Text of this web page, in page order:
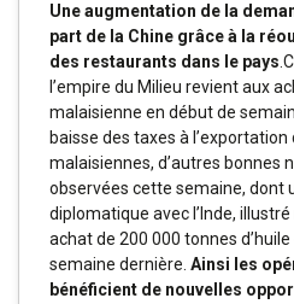
Une augmentation de la
part de la Chine grâce à la
des restaurants dans le pays
l’empire du Milieu revient aux
malaisienne en début de
baisse des taxes à
malaisiennes, d’autres bonnes
observées cette semaine, dont
diplomatique avec l’Inde,
achat de 200 000 tonnes
semaine dernière. Ainsi les
bénéficient de nouvelles